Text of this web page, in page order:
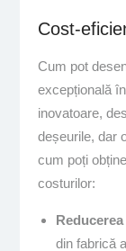
Cost-
Cum pot
excepțională
inovatoare,
deșeurile, dar
cum poți
costurilor:
din fabrică